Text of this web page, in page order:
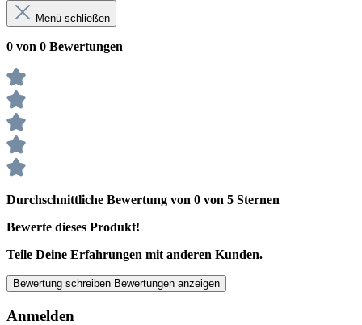
Menü schließen
0 von 0 Bewertungen
Durchschnittliche Bewertung von 0 von 5 Sternen
Bewerte dieses Produkt!
Teile Deine Erfahrungen mit anderen Kunden.
Bewertung schreiben Bewertungen anzeigen
Anmelden